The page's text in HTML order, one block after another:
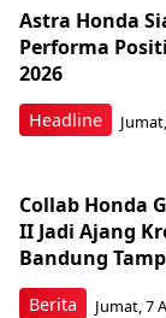
Headline
Astra Honda
Performa
2026
Berita
Collab Honda
II Jadi Ajang
Bandung
Jumat, 7